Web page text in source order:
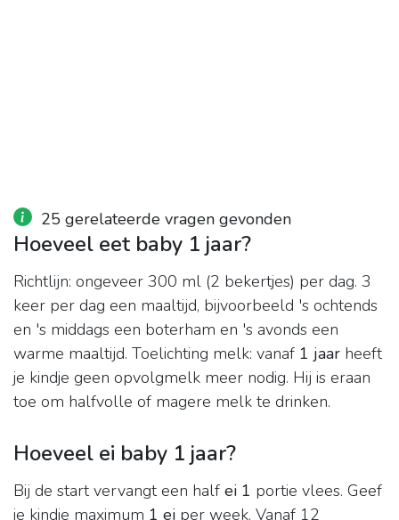
25 gerelateerde vragen gevonden
Hoeveel eet baby 1 jaar?
Richtlijn: ongeveer 300 ml (2 bekertjes) per dag. 3
keer per dag een maaltijd, bijvoorbeeld 's ochtends
en 's middags een boterham en 's avonds een
warme maaltijd. Toelichting melk: vanaf 1 jaar heeft
je kindje geen opvolgmelk meer nodig. Hij is eraan
toe om halfvolle of magere melk te drinken.
Hoeveel ei baby 1 jaar?
Bij de start vervangt een half ei 1 portie vlees. Geef
je kindje maximum 1 ei per week. Vanaf 12